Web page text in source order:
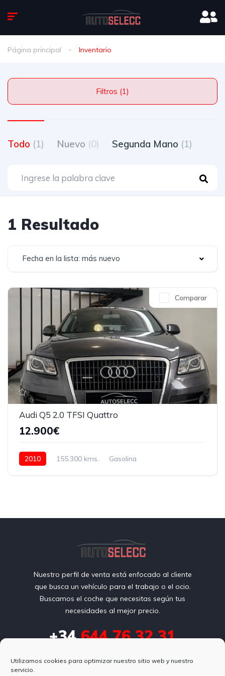
Utilizamos cookies para optimizar nuestro sitio web y nuestro
servicio.
Página principal Inventario
Filtros (1)
Todo (1) Nuevo (0) Segunda Mano (1)
1 Resultado
Fecha en la lista: más nuevo
Comparar
Audi Q5 2.0 TFSI Quattro
12.900€
2010 155.300 kms. Gasolina
Nuestro perfil de venta está enfocado al cliente
que busca un vehículo para el trabajo o el ocio.
Buscamos el coche que necesitas según tus
necesidades al mejor precio.
+34644 76 32 31
autoselecc@gmail.com